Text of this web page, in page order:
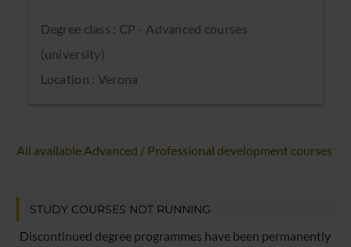
Degree class : CP - Advanced courses
(university)
Location : Verona
All available Advanced / Professional development courses
STUDY COURSES NOT RUNNING
Discontinued degree programmes have been permanently